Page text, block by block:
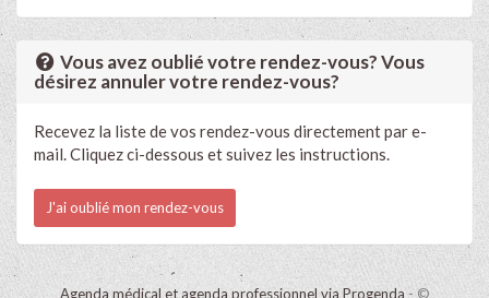
Vous avez oublié votre rendez-vous? Vous
désirez annuler votre rendez-vous?
Recevez la liste de vos rendez-vous directement par e-
mail. Cliquez ci-dessous et suivez les instructions.
J'ai oublié mon rendez-vous
Agenda médical et agenda professionnel via Progenda- ©